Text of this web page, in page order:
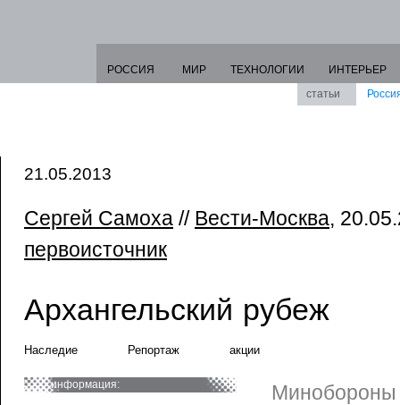
РОССИЯ МИР ТЕХНОЛОГИИ
ИНТЕРЬЕР
статьи
21.05.2013
Сергей Самоха // Вести-Москва,
первоисточник
Архангельский рубеж
Наследие Репортаж акции
информация:
Минобороны